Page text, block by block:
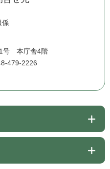
係
1号 本庁舎4階
479-2226